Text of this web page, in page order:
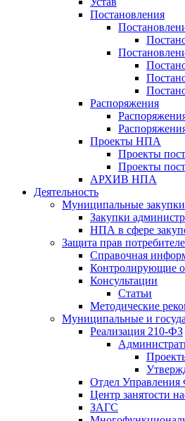
Постановления
Распоряжения
Проекты НПА
Проекты
Проекты
АРХИВ НПА
Деятельность
Муниципальные закупки
Закупки
НПА в сфере
Защита прав
Справочная
Контролирующие
Консультации
Статьи
Методические
Муниципальные и
Реализация 210-ФЗ
Отдел Управления
Центр занятоcти
ЗАГС